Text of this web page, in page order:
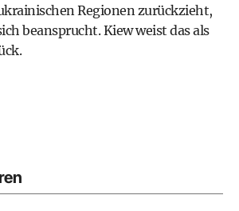
Regionen zurückzieht,
beansprucht. Kiew weist das als